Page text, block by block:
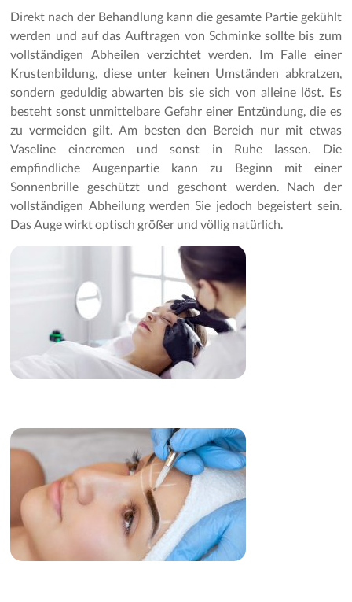
Direkt nach der Behandlung kann die gesamte Partie gekühlt
werden und auf das Auftragen von Schminke sollte bis zum
vollständigen Abheilen verzichtet werden. Im Falle einer
Krustenbildung, diese unter keinen Umständen abkratzen,
sondern geduldig abwarten bis sie sich von alleine löst. Es
besteht sonst unmittelbare Gefahr einer Entzündung, die es
zu vermeiden gilt. Am besten den Bereich nur mit etwas
Vaseline eincremen und sonst in Ruhe lassen. Die
empfindliche Augenpartie kann zu Beginn mit einer
Sonnenbrille geschützt und geschont werden. Nach der
vollständigen Abheilung werden Sie jedoch begeistert sein.
Das Auge wirkt optisch größer und völlig natürlich.